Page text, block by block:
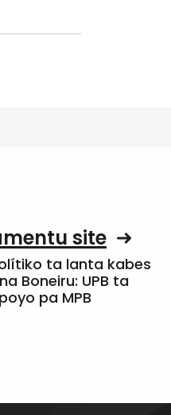
site
ta lanta kabes
Boneiru: UPB ta
pa MPB